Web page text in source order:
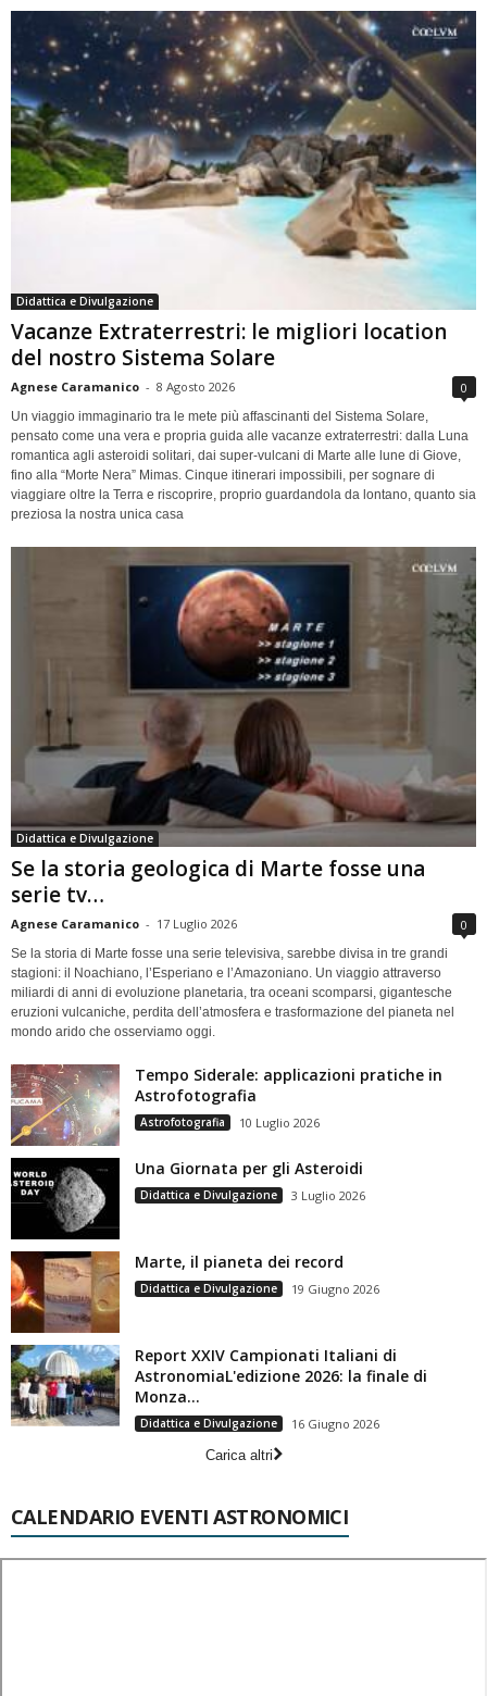
Didattica e Divulgazione
Vacanze Extraterrestri: le migliori location
del nostro Sistema Solare
Agnese Caramanico - 8 Agosto 2026 0
Un viaggio immaginario tra le mete più affascinanti del Sistema Solare,
pensato come una vera e propria guida alle vacanze extraterrestri: dalla Luna
romantica agli asteroidi solitari, dai super-vulcani di Marte alle lune di Giove,
fino alla “Morte Nera” Mimas. Cinque itinerari impossibili, per sognare di
viaggiare oltre la Terra e riscoprire, proprio guardandola da lontano, quanto sia
preziosa la nostra unica casa
Didattica e Divulgazione
Se la storia geologica di Marte fosse una
serie tv…
Agnese Caramanico - 17 Luglio 2026 0
Se la storia di Marte fosse una serie televisiva, sarebbe divisa in tre grandi
stagioni: il Noachiano, l’Esperiano e l’Amazoniano. Un viaggio attraverso
miliardi di anni di evoluzione planetaria, tra oceani scomparsi, gigantesche
eruzioni vulcaniche, perdita dell’atmosfera e trasformazione del pianeta nel
mondo arido che osserviamo oggi.
Tempo Siderale: applicazioni pratiche in
Astrofotografia
Astrofotografia 10 Luglio 2026
Una Giornata per gli Asteroidi
Didattica e Divulgazione 3 Luglio 2026
Marte, il pianeta dei record
Didattica e Divulgazione 19 Giugno 2026
Report XXIV Campionati Italiani di
AstronomiaL'edizione 2026: la finale di
Monza...
Didattica e Divulgazione
16 Giugno 2026
Carica altri
CALENDARIO EVENTI ASTRONOMICI